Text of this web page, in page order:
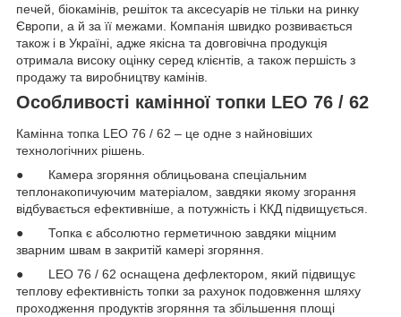
печей, біокамінів, решіток та аксесуарів не тільки на ринку
Європи, а й за її межами. Компанія швидко розвивається
також і в Україні, адже якісна та довговічна продукція
отримала високу оцінку серед клієнтів, а також першість з
продажу та виробництву камінів.
Особливості камінної топки LEO 76 / 62
Камінна топка LEO 76 / 62 – це одне з найновіших
технологічних рішень.
● Камера згоряння облицьована спеціальним
теплонакопичуючим матеріалом, завдяки якому згорання
відбувається ефективніше, а потужність і ККД підвищується.
● Топка є абсолютно герметичною завдяки міцним
зварним швам в закритій камері згоряння.
● LEO 76 / 62 оснащена дефлектором, який підвищує
теплову ефективність топки за рахунок подовження шляху
проходження продуктів згоряння та збільшення площі